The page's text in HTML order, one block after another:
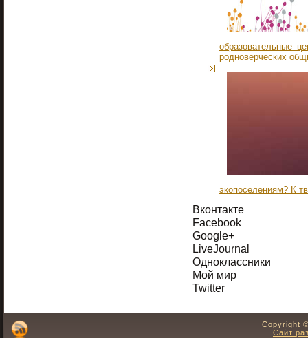
образовательные
родноверческих
экопоселениям? К
Вконтакте
Facebook
Google+
LiveJournal
Одноклассники
Мой мир
Twitter
Copyright
Сайт